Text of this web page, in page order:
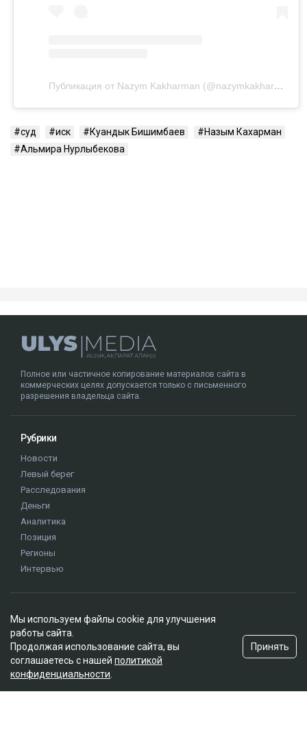
Публикация от Nazym Kakharman (@nazymkakharman)
суд иск Куандык Бишимбаев
Назым Кахарман
Альмира Нурлыбекова
Полное или частичное копирование материалов сайта в
коммерческих целях допускается только с письменного
разрешения владельца сайта.
Рубрики
Новости
Левый берег
Расследования
Деньги
Аналитика
Позиция
Регионы
Интервью
О проекте
Правила сайта
Реклама на сайте
Контакты
Редакционная политика
Мы используем файлы cookie для улучшения
работы сайта.
Продолжая использование сайта, вы
соглашаетесь с нашей политикой
конфиденциальности
Принять